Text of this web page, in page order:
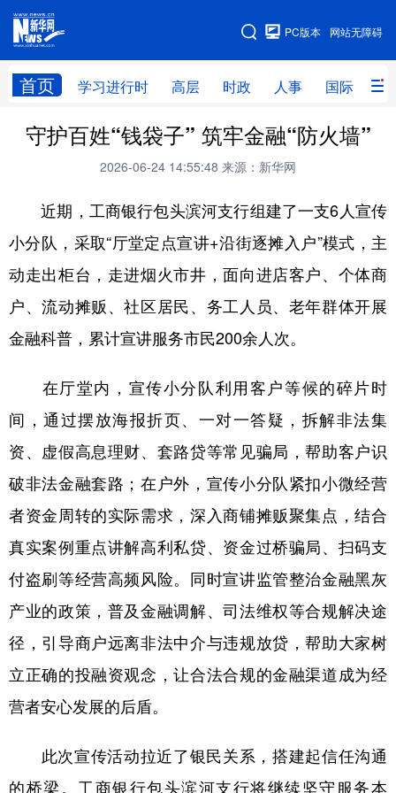
网站无障碍
PC版本
首页 学习进行时 高层 时政 人事 国际 财
网站地图
学习进行时 高层 时政 人事
财经 网评
台湾 思客智库 全球连线 教育
科技 科创 量子 体育
文化 书画 健康 军事
访谈 视频 图片 政务
食品 人居 信息化 数字经济
学术中国 乡村振兴 银龄 溯源中国
彩票 娱乐 时尚 悦读
公益 一带一路 亚太网 上市公司
文化产业
地方频道
北京 天津 河北 山西
浙江 安徽 福建 江西
守护百姓“钱袋子” 筑牢金融“防火墙”
2026-06-24 14:55:48 来源：新华网
近期，工商银行包头滨河支行组建了一支6人宣传
小分队，采取“厅堂定点宣讲+沿街逐摊入户”模式，主
动走出柜台，走进烟火市井，面向进店客户、个体商
户、流动摊贩、社区居民、务工人员、老年群体开展
金融科普，累计宣讲服务市民200余人次。
在厅堂内，宣传小分队利用客户等候的碎片时
间，通过摆放海报折页、一对一答疑，拆解非法集
资、虚假高息理财、套路贷等常见骗局，帮助客户识
破非法金融套路；在户外，宣传小分队紧扣小微经营
者资金周转的实际需求，深入商铺摊贩聚集点，结合
真实案例重点讲解高利私贷、资金过桥骗局、扫码支
付盗刷等经营高频风险。同时宣讲监管整治金融黑灰
产业的政策，普及金融调解、司法维权等合规解决途
径，引导商户远离非法中介与违规放贷，帮助大家树
立正确的投融资观念，让合法合规的金融渠道成为经
营者安心发展的后盾。
此次宣传活动拉近了银民关系，搭建起信任沟通
的桥梁。工商银行包头滨河支行将继续坚守服务本